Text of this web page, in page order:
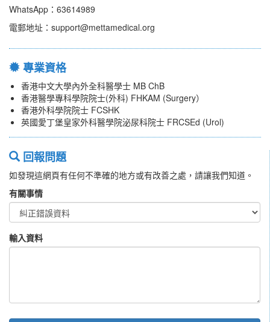
WhatsApp：63614989
電郵地址：support@mettamedical.org
專業資格
香港中文大學內外全科醫學士 MB ChB
香港醫學專科學院院士(外科) FHKAM (Surgery）
香港外科學院院士 FCSHK
英國愛丁堡皇家外科醫學院泌尿科院士 FRCSEd (Urol)
回報問題
如發現這網頁有任何不準確的地方或有改善之處，請讓我們知道。
有關事情
輸入資料